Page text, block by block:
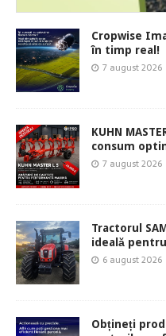
Cropwise
în timp real!
7 august 2026
KUHN
consum
7 august 2026
Tractorul
ideală
6 august 2026
Obțineți